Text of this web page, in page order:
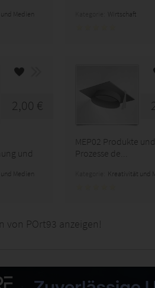
Medien Wirtschaft
2,00 €
und
Medien
MEP02 Produkte und
Prozesse de...
Kreativität und
von POrt93 anzeigen!